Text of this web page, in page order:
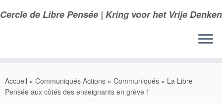
Cercle de Libre Pensée | Kring voor het Vrije Denken
Accueil » Communiqués Actions » Communiqués » La Libre
Pensée aux côtés des enseignants en grève !